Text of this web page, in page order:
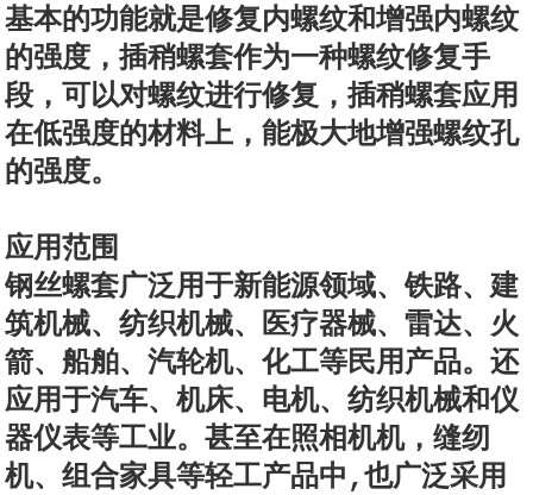
基本的功能就是修复内螺纹和增强内螺纹
的强度，插稍螺套作为一种螺纹修复手
段，可以对螺纹进行修复，插稍螺套应用
在低强度的材料上，能极大地增强螺纹孔
的强度。
应用范围
钢丝螺套广泛用于新能源领域、铁路、建
筑机械、纺织机械、医疗器械、雷达、火
箭、船舶、汽轮机、化工等民用产品。还
应用于汽车、机床、电机、纺织机械和仪
器仪表等工业。甚至在照相机机，缝纫
机、组合家具等轻工产品中,也广泛采用